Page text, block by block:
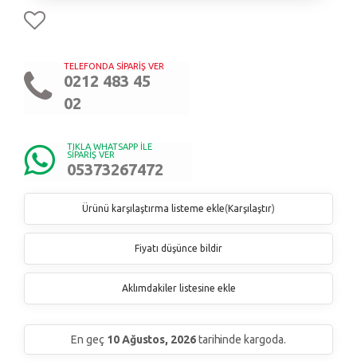
TELEFONDA SİPARİŞ VER
0212 483 45
02
TIKLA WHATSAPP İLE
SİPARİŞ VER
05373267472
Ürünü karşılaştırma listeme ekle(Karşılaştır)
Fiyatı düşünce bildir
Aklımdakiler listesine ekle
En geç 10 Ağustos, 2026tarihinde kargoda.